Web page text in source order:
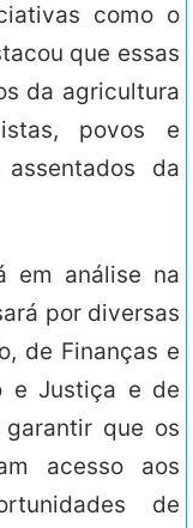
como o
que essas
da agricultura
povos e
da
em análise na
por diversas
de Finanças e
e Justiça e de
que os
acesso aos
de